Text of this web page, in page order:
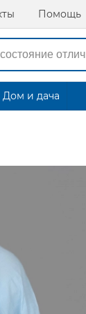
Помощь
Дом и дача